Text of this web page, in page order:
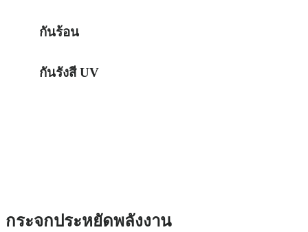
กันร้อน
กันรังสี UV
กระจกประหยัดพลังงาน